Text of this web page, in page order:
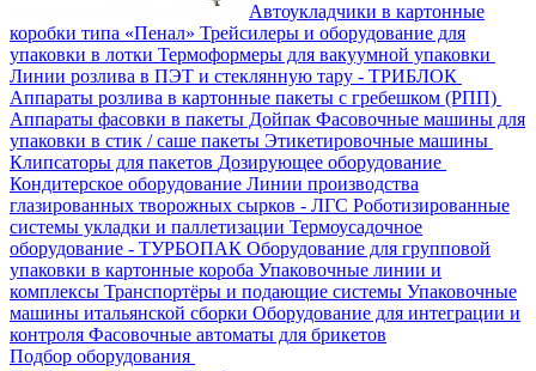
Автоукладчики в картонные
коробки типа «Пенал» Трейсилеры и оборудование для
упаковки в лотки Термоформеры для вакуумной упаковки
Линии розлива в ПЭТ и стеклянную тару - ТРИБЛОК
Аппараты розлива в картонные пакеты с гребешком (РПП)
Аппараты фасовки в пакеты Дойпак Фасовочные машины для
упаковки в стик / саше пакеты Этикетировочные машины
Клипсаторы для пакетов Дозирующее оборудование
Кондитерское оборудование Линии производства
глазированных творожных сырков - ЛГС Роботизированные
системы укладки и паллетизации Термоусадочное
оборудование - ТУРБОПАК Оборудование для групповой
упаковки в картонные короба Упаковочные линии и
комплексы Транспортёры и подающие системы Упаковочные
машины итальянской сборки Оборудование для интеграции и
контроля Фасовочные автоматы для брикетов
Подбор оборудования